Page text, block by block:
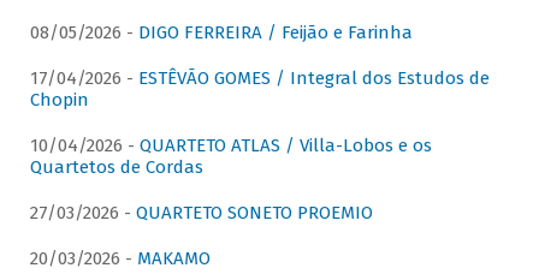
08/05/2026 - DIGO FERREIRA / Feijão e Farinha
17/04/2026 - ESTÊVÃO GOMES / Integral dos Estudos de
Chopin
10/04/2026 - QUARTETO ATLAS / Villa-Lobos e os
Quartetos de Cordas
27/03/2026 - QUARTETO SONETO PROEMIO
20/03/2026 - MAKAMO